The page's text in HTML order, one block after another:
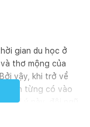
gian du học ở
thơ mộng của
vậy, khi trở về
bình từng có vào
gợi ý này, đội ngũ